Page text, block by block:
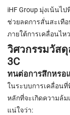
iHF Group มุ่งเน้นไ
ช่วยลดการสั่นสะเทื
ภายใต้การเคลื่อนไห
วิศวกรรมวัส
3C
ทนต่อการสึกหรอ
ในระบบการเคลื่อนที่
หลักที่จะเกิดความล้ม
แน่ใจว่า: